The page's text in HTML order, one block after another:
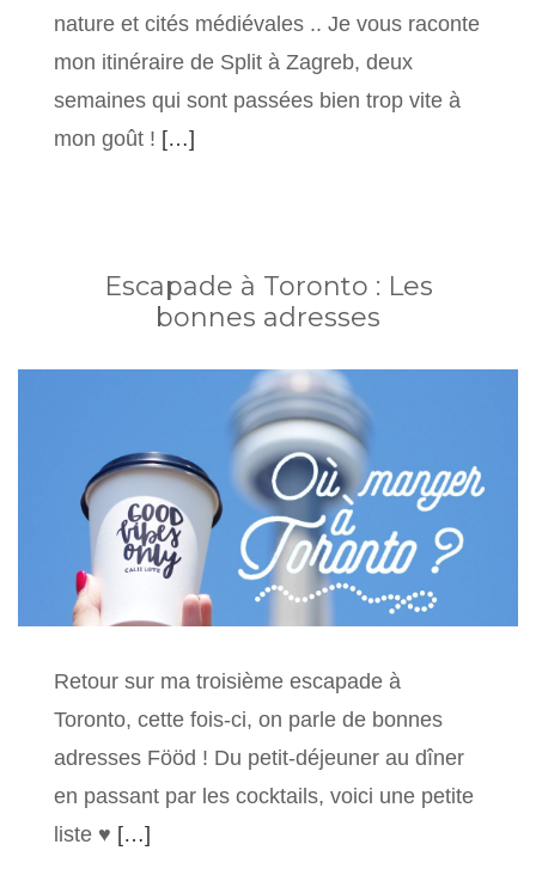
nature et cités médiévales .. Je vous raconte
mon itinéraire de Split à Zagreb, deux
semaines qui sont passées bien trop vite à
mon goût ! […]
Escapade à Toronto : Les
bonnes adresses
Retour sur ma troisième escapade à
Toronto, cette fois-ci, on parle de bonnes
adresses Fööd ! Du petit-déjeuner au dîner
en passant par les cocktails, voici une petite
liste ♥ […]